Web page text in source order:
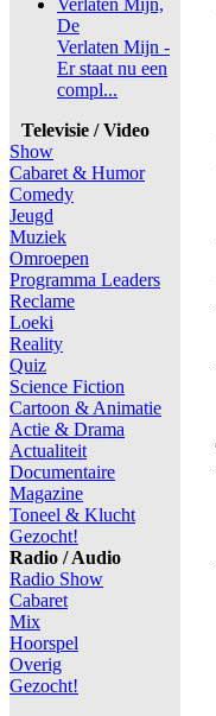
Verlaten Mijn,
De
Verlaten Mijn -
Er staat nu een
compl...
Televisie / Video
Show
Cabaret & Humor
Comedy
Jeugd
Muziek
Omroepen
Programma Leaders
Reclame
Loeki
Reality
Quiz
Science Fiction
Cartoon & Animatie
Actie & Drama
Actualiteit
Documentaire
Magazine
Toneel & Klucht
Gezocht!
Radio / Audio
Radio Show
Cabaret
Mix
Hoorspel
Overig
Gezocht!